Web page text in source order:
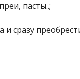
пасты..;
сразу